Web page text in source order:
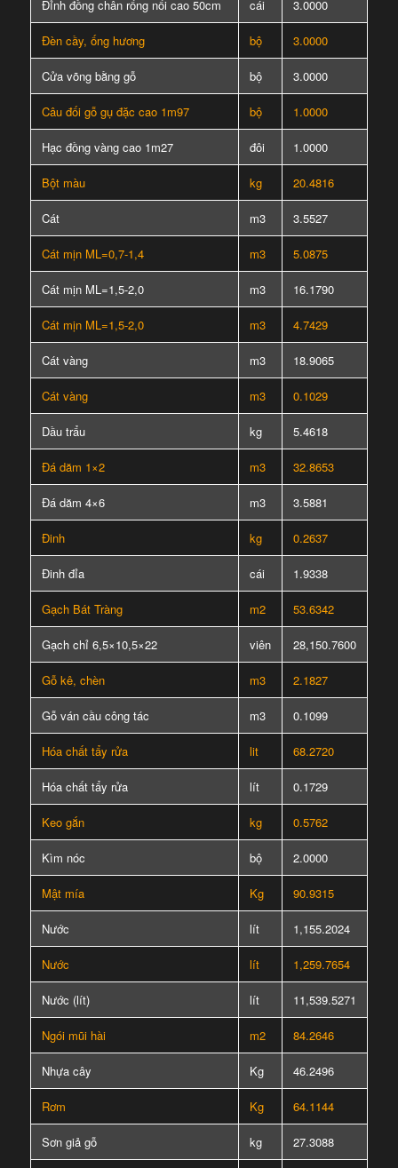
Đỉnh đồng chân rổng nổi cao 50cm cái 3.0000
Đèn cầy, ống hương bộ 3.0000
Cửa võng bằng gỗ bộ 3.0000
Câu đối gỗ gụ đặc cao 1m97 bộ 1.0000
Hạc đồng vàng cao 1m27 đôi 1.0000
Bột màu kg 20.4816
Cát m3 3.5527
Cát mịn ML=0,7-1,4 m3 5.0875
Cát mịn ML=1,5-2,0 m3 16.1790
Cát mịn ML=1,5-2,0 m3 4.7429
Cát vàng m3 18.9065
Cát vàng m3 0.1029
Dầu trẩu kg 5.4618
Đá dăm 1×2 m3 32.8653
Đá dăm 4×6 m3 3.5881
Đinh kg 0.2637
Đinh đỉa cái 1.9338
Gạch Bát Tràng m2 53.6342
Gạch chỉ 6,5×10,5×22 viên 28,150.7600
Gỗ kê, chèn m3 2.1827
Gỗ ván cầu công tác m3 0.1099
Hóa chất tẩy rửa lit 68.2720
Hóa chất tẩy rửa lít 0.1729
Keo gắn kg 0.5762
Kìm nóc bộ 2.0000
Mật mía Kg 90.9315
Nước lít 1,155.2024
Nước lít 1,259.7654
Nước (lít) lít 11,539.5271
Ngói mũi hài m2 84.2646
Nhựa cây Kg 46.2496
Rơm Kg 64.1144
Sơn giả gỗ kg 27.3088